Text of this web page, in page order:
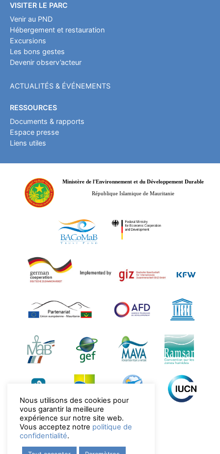
VISITER LE PARC
Venir au PND
Hébergement et restauration
Excursions
Les bons gestes
Devenir observ’acteur
ACTUALITÉS & ÉVÉNEMENTS
RESSOURCES
Documents & rapports
Espace presse
Liens utiles
Ministère de l'Environnement et du Développement Durable
République Islamique de Mauritanie
Nous utilisons des cookies pour
vous garantir la meilleure
expérience sur notre site web.
Vous acceptez notre politique de
confidentialité.